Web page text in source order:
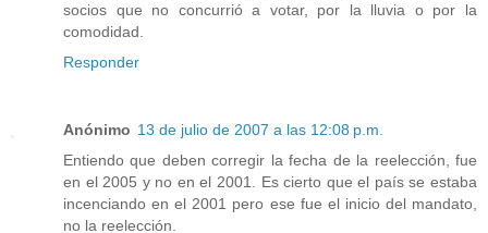
socios que no concurrió a votar, por la lluvia o por la
comodidad.
Responder
Anónimo 13 de julio de 2007 a las 12:08 p.m.
Entiendo que deben corregir la fecha de la reelección, fue
en el 2005 y no en el 2001. Es cierto que el país se estaba
incenciando en el 2001 pero ese fue el inicio del mandato,
no la reelección.